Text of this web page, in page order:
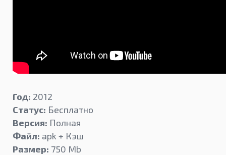
Год: 2012
Статус: Бесплатно
Версия: Полная
Файл: apk + Кэш
Размер: 750 Mb